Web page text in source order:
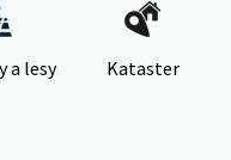
a lesy Kataster